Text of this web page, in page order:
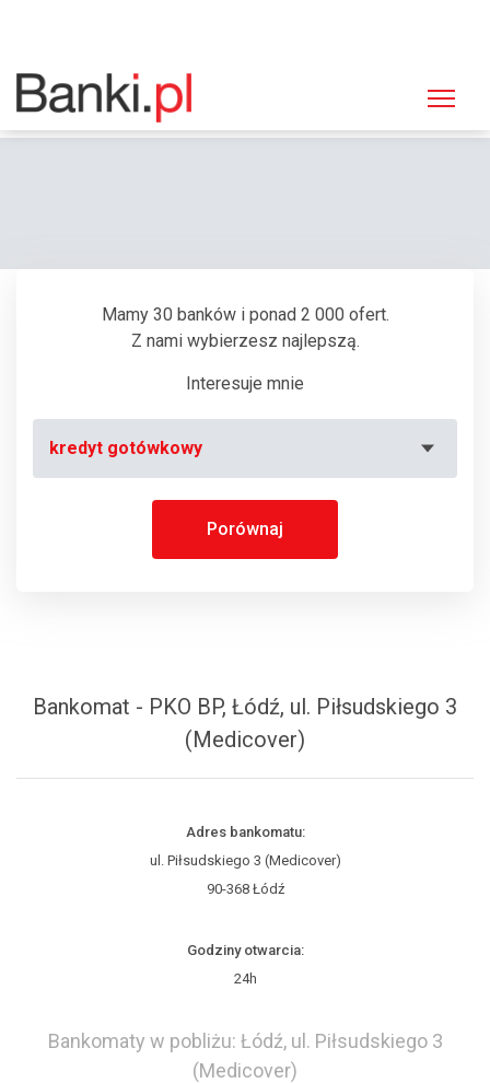
Strona główna
Bankomat PKO BP, Łódź, ul. Piłsudskiego 3 (Medicover)
Mamy 30 banków i ponad 2 000 ofert.
Z nami wybierzesz najlepszą.
Interesuje mnie
kredyt gotówkowy
Porównaj
Bankomat - PKO BP, Łódź, ul. Piłsudskiego 3
(Medicover)
Adres bankomatu:
ul. Piłsudskiego 3 (Medicover)
90-368 Łódź
Godziny otwarcia:
24h
Bankomaty w pobliżu: Łódź, ul. Piłsudskiego 3
(Medicover)